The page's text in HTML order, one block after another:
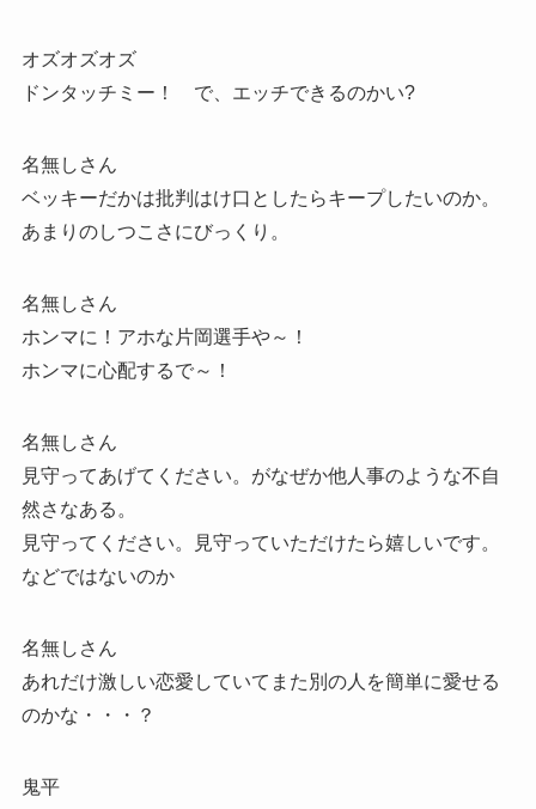
オズオズオズ
ドンタッチミー！ で、エッチできるのかい?
名無しさん
ベッキーだかは批判はけ口としたらキープしたいのか。
あまりのしつこさにびっくり。
名無しさん
ホンマに！アホな片岡選手や～！
ホンマに心配するで～！
名無しさん
見守ってあげてください。がなぜか他人事のような不自
然さなある。
見守ってください。見守っていただけたら嬉しいです。
などではないのか
名無しさん
あれだけ激しい恋愛していてまた別の人を簡単に愛せる
のかな・・・？
鬼平